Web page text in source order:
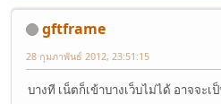
gftframe
28 กุมภาพันธ์ 2012, 23:51:15
บางที เน็ตก็เข้าบางเว็บไม่ได้ อาจจะเ